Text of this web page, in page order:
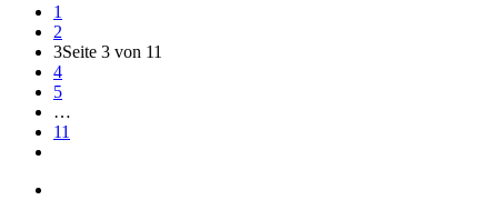
1
2
3Seite 3 von 11
4
5
…
11